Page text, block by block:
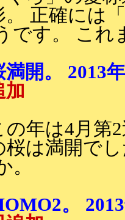
。 正確には
です。 これ
満開。
加
の年は4月第
桜は満開で
。